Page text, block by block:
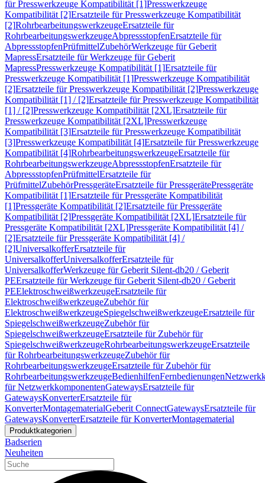
für Presswerkzeuge Kompatibilität [1]Presswerkzeuge
Kompatibilität [2]Ersatzteile für Presswerkzeuge Kompatibilität
[2]RohrbearbeitungswerkzeugeErsatzteile für
RohrbearbeitungswerkzeugeAbpressstopfenErsatzteile für
AbpressstopfenPrüfmittelZubehörWerkzeuge für Geberit
MapressErsatzteile für Werkzeuge für Geberit
MapressPresswerkzeuge Kompatibilität [1]Ersatzteile für
Presswerkzeuge Kompatibilität [1]Presswerkzeuge Kompatibilität
[2]Ersatzteile für Presswerkzeuge Kompatibilität [2]Presswerkzeuge
Kompatibilität [1] / [2]Ersatzteile für Presswerkzeuge Kompatibilität
[1] / [2]Presswerkzeuge Kompatibilität [2XL]Ersatzteile für
Presswerkzeuge Kompatibilität [2XL]Presswerkzeuge
Kompatibilität [3]Ersatzteile für Presswerkzeuge Kompatibilität
[3]Presswerkzeuge Kompatibilität [4]Ersatzteile für Presswerkzeuge
Kompatibilität [4]RohrbearbeitungswerkzeugeErsatzteile für
RohrbearbeitungswerkzeugeAbpressstopfenErsatzteile für
AbpressstopfenPrüfmittelErsatzteile für
PrüfmittelZubehörPressgeräteErsatzteile für PressgerätePressgeräte
Kompatibilität [1]Ersatzteile für Pressgeräte Kompatibilität
[1]Pressgeräte Kompatibilität [2]Ersatzteile für Pressgeräte
Kompatibilität [2]Pressgeräte Kompatibilität [2XL]Ersatzteile für
Pressgeräte Kompatibilität [2XL]Pressgeräte Kompatibilität [4] /
[2]Ersatzteile für Pressgeräte Kompatibilität [4] /
[2]UniversalkofferErsatzteile für
UniversalkofferUniversalkofferErsatzteile für
UniversalkofferWerkzeuge für Geberit Silent-db20 / Geberit
PEErsatzteile für Werkzeuge für Geberit Silent-db20 / Geberit
PEElektroschweißwerkzeugeErsatzteile für
ElektroschweißwerkzeugeZubehör für
ElektroschweißwerkzeugeSpiegelschweißwerkzeugeErsatzteile für
SpiegelschweißwerkzeugeZubehör für
SpiegelschweißwerkzeugeErsatzteile für Zubehör für
SpiegelschweißwerkzeugeRohrbearbeitungswerkzeugeErsatzteile
für RohrbearbeitungswerkzeugeZubehör für
RohrbearbeitungswerkzeugeErsatzteile für Zubehör für
RohrbearbeitungswerkzeugeBedienhilfenFernbedienungen
für NetzwerkkomponentenGatewaysErsatzteile für
GatewaysKonverterErsatzteile für
KonverterMontagematerialGeberit ConnectGatewaysErsatzteile für
GatewaysKonverterErsatzteile für KonverterMontagematerial
Produktkategorien
Badserien
Neuheiten